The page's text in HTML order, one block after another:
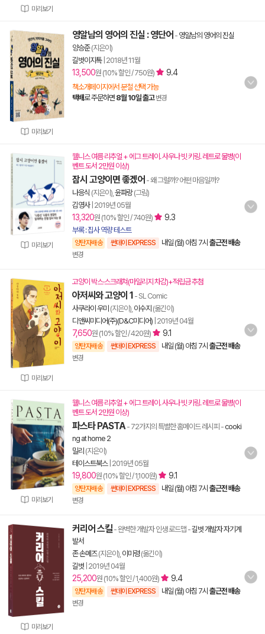
미리보기
미리보기
영알남의 영어의 진실 : 영단어 - 영알남의 영어의 진실
양승준(지은이)
길벗이지톡| 2018년 11월
13,500원 (10% 할인 / 750원) 9.4
책소개페이지에서 분철 선택 가능
택배로 주문하면 8월 10일 출고 변경
미리보기
웰니스 여름 리추얼 + 에그 트레이. 사우나 빗 키링. 레트로 물병(이
벤트 도서 2만원 이상)
잠시 고양이면 좋겠어 - 왜 그럴까? 어떤 마음일까?
나응식 (지은이), 윤파랑(그림)
김영사| 2019년 05월
13,320원 (10% 할인 / 740원) 9.3
부록 : 집사 역량 테스트
양탄자배송 썬데이 EXPRESS 내일 (월) 아침 7시 출근전 배송
변경
미리보기
고양이 박스·스크래쳐(마일리지 차감)+적립금 추첨
아저씨와 고양이 1 - SL Comic
사쿠라이 우미 (지은이), 이수지 (옮긴이)
디앤씨미디어(주)(D&C미디어) 2019년 04월
7,650원 (10% 할인 / 420원) 9.1
양탄자배송 썬데이 EXPRESS 내일 (월) 아침 7시 출근전 배송
변경
미리보기
웰니스 여름 리추얼 + 에그 트레이. 사우나 빗 키링. 레트로 물병(이
벤트 도서 2만원 이상)
파스타 PASTA- 72가지의 특별한 홈메이드 레시피 -cooki
ng at home 2
밀리 (지은이)
테이스트북스| 2019년 05월
19,800원 (10% 할인 / 1,100원) 9.1
양탄자배송 썬데이 EXPRESS 내일 (월) 아침 7시 출근전 배송
변경
미리보기
커리어 스킬 - 완벽한 개발자 인생 로드맵 -길벗 개발자 자기계
발서
존 손메즈(지은이), 이미령(옮긴이)
길벗 2019년 04월
25,200원 (10% 할인 / 1,400원) 9.4
양탄자배송 썬데이 EXPRESS 내일 (월) 아침 7시 출근전 배송
변경